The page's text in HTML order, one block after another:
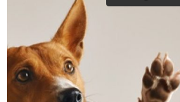
قيامه بعمل تحليل الدم ومن خلال
للفحص السنوي الخاص بقطتك مثل تحليل
البول وصورة الدم الكاملة CBC قد يتوصل الطبيب البيطرى الى سبب فرط
الى الاشاعات السينية والتصوير
يمكن أن يطلب الطبيب البيطرى بعض
ادق عن اصابة فرط الكالسيوم داخل
الكالسيوم فى الدممزرعة بولاختبارات
تركيز […]